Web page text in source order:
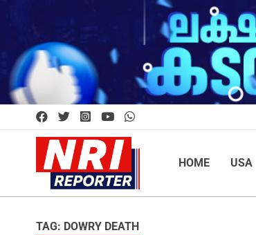
HOME USA
TAG: DOWRY DEATH